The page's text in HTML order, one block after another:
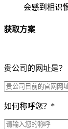
会感到相识
获取方案
贵公司的网址是？
如何称呼您？ *